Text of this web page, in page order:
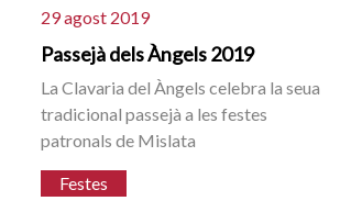
29 agost 2019
Passejà dels Àngels 2019
La Clavaria del Àngels celebra la seua
tradicional passejà a les festes
patronals de Mislata
Festes